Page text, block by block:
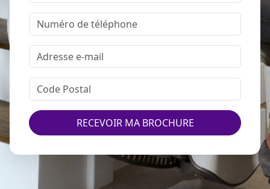
RECEVOIR MA BROCHURE